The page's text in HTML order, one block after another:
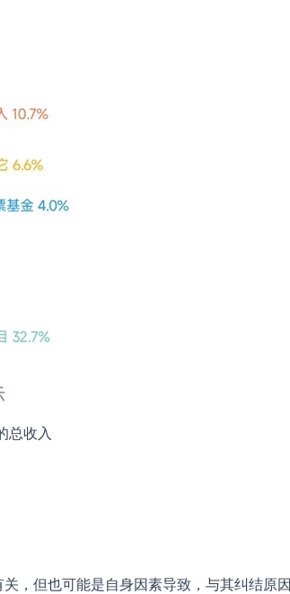
总收入
，但也可能是自身因素导致，与其纠结原